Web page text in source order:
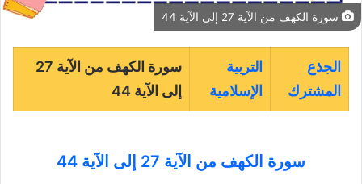
سورة الكهف من الآية 27 إلى الآية 44
الجذع
المشترك
التربية
الإسلامية
سورة الكهف من الآية 27
إلى الآية 44
سورة الكهف من الآية 27 إلى الآية 44